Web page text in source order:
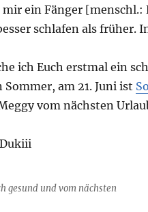
mir ein Fänger
schlafen als früher.
ich Euch erstmal ein
am 21. Juni ist
vom nächsten
gesund und vom nächsten